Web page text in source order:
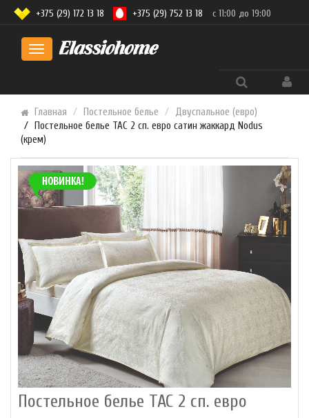
Toggle
+375 (29) 172 13 18 +375 (29) 752 13 18 с 11:00 до 19:00
Главная Постельное белье
Двуспальное (евро)
Постельное белье TAC 2 сп. евро сатин жаккард Nodus
(крем)
Постельное белье TAC 2 сп. евро